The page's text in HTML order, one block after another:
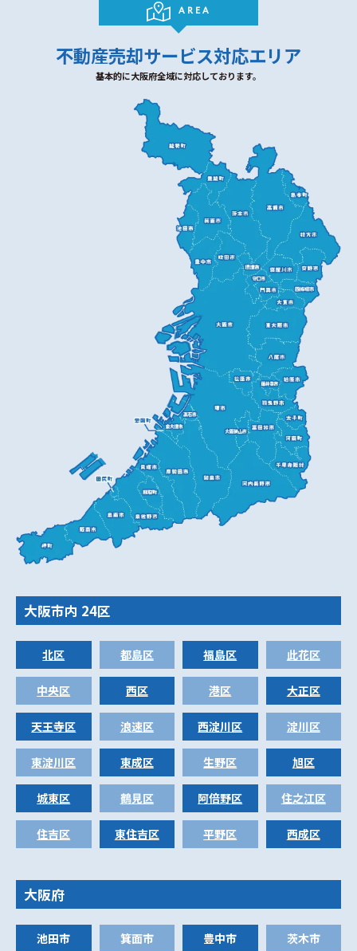
AREA
不動産売却サービス対応エリア
基本的に大阪府全域に対応しております。
大阪市内 24区
北区 都島区 福島区 此花区
中央区 西区 港区 大正区
天王寺区 浪速区 西淀川区 淀川区
東淀川区 東成区 生野区 旭区
城東区 鶴見区 阿倍野区 住之江区
住吉区 東住吉区 平野区 西成区
大阪府
池田市 箕面市 豊中市 茨木市